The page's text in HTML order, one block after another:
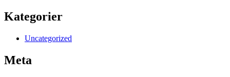
Kategorier
Uncategorized
Meta